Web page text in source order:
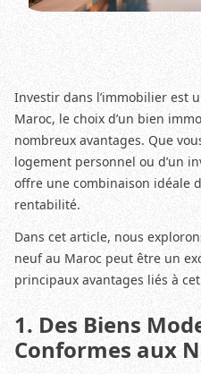
Investir dans l’immobilier est
Maroc, le choix d’un bien
nombreux avantages. Que
logement personnel ou d’un
offre une combinaison idéale
rentabilité.
Dans cet article, nous
neuf au Maroc peut être un
principaux avantages liés à
1. Des Biens
Conformes aux